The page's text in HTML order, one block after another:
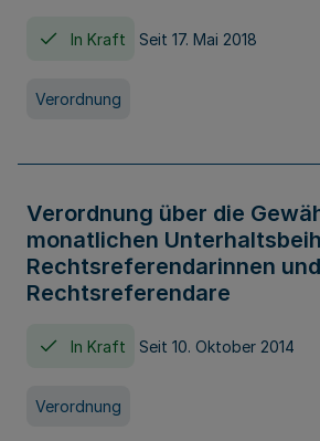
In Kraft Seit 17. Mai 2018
Verordnung
Verordnung über die
monatlichen
Rechtsreferendarinnen und
Rechtsreferendare
In Kraft Seit 10. Oktober 2014
Verordnung